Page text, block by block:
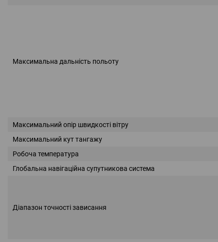
Максимальна дальність польоту
Максимальний опір швидкості вітру
Максимальний кут тангажу
Робоча температура
Глобальна навігаційна супутникова система
Діапазон точності зависання